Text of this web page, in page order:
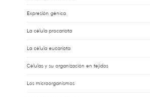
Expresión génica
La célula procariota
La célula eucariota
Células y su organización en tejidos
Los microorganismos